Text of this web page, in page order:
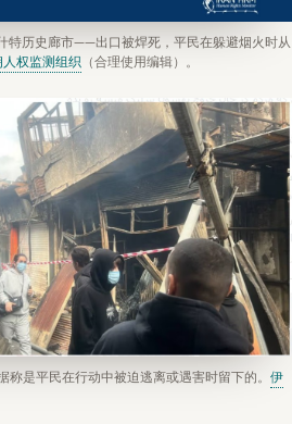
特历史廊市——出口被焊死，平民在躲避烟火时从
权监测组织 （合理使用编辑）。
是平民在行动中被迫逃离或遇害时留下的。 伊